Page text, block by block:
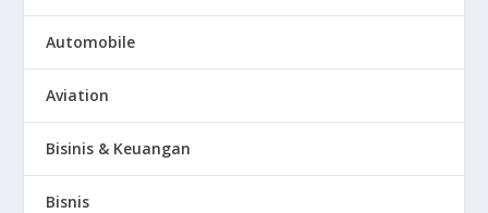
Automobile
Aviation
Bisinis & Keuangan
Bisnis